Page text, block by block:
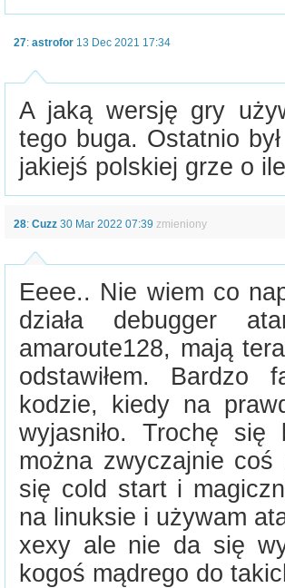
27: astrofor 13 Dec 2021 17:34
A jaką wersję gry
tego buga. Ostatnio
jakiejś polskiej grze o
28: Cuzz 30 Mar 2022 07:39 zmieniony
Eeee.. Nie wiem co
działa debugger
amaroute128, mają
odstawiłem.
kodzie, kiedy na
wyjasniło. Trochę
można zwyczajnie
się cold start i
na linuksie i używam
xexy ale nie da się
kogoś mądrego do